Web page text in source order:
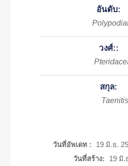
อันดับ:
วงศ์::
สกุล:
Taenitis
วันที่อัพเดท :
19 มิ.ย.
วันที่สร้าง:
19 มิ.